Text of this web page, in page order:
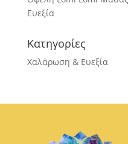
Ευεξία
Κατηγορίες
Χαλάρωση & Ευεξία